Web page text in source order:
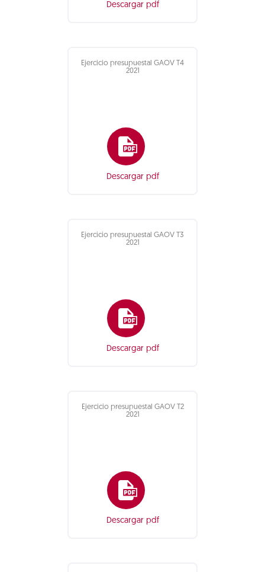
Descargar pdf
Ejercicio presupuestal GAOV T4
2021
Descargar pdf
Ejercicio presupuestal GAOV T3
2021
Descargar pdf
Ejercicio presupuestal GAOV T2
2021
Descargar pdf